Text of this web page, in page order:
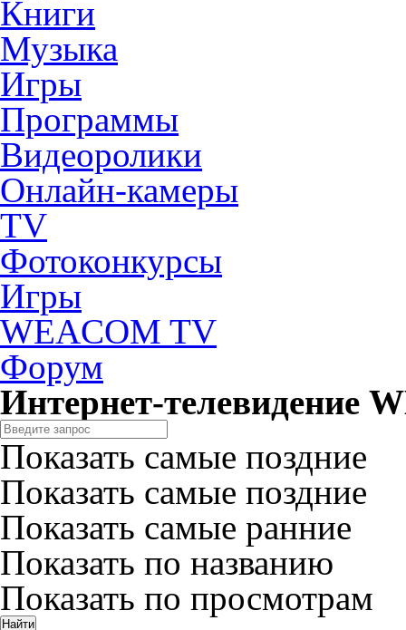
Книги
Музыка
Игры
Программы
Видеоролики
Онлайн-камеры
TV
Фотоконкурсы
Игры
WEACOM TV
Форум
Интернет-телевидение
Показать самые поздние
Показать самые поздние
Показать самые ранние
Показать по названию
Показать по просмотрам